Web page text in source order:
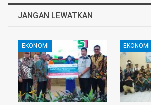
JANGAN LEWATKAN
EKONOMI EKONOMI